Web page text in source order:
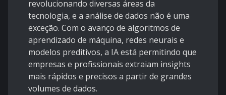
revolucionando diversas áreas da
tecnologia, e a análise de dados não é uma
exceção. Com o avanço de algoritmos de
aprendizado de máquina, redes neurais e
modelos preditivos, a IA está permitindo que
empresas e profissionais extraiam insights
mais rápidos e precisos a partir de grandes
volumes de dados.